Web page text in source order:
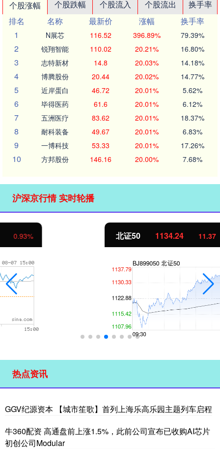
个股涨幅 个股跌幅 个股流入 个股流出
换手率
排名
名称 最新价 涨幅
换手率
1
N展芯 116.52 396.89% 79.39%
2 锐翔智能 110.02 20.21% 16.80%
3 志特新材 14.8 20.03% 14.18%
4 博腾股份 20.44 20.02% 14.77%
5 近岸蛋白 46.72 20.01% 5.62%
6 毕得医药 61.6 20.01% 6.12%
7 五洲医疗 83.62 20.01% 18.37%
8 耐科装备 49.67 20.01% 6.83%
9 一博科技 53.33 20.01% 17.26%
10 方邦股份 146.16 20.00% 7.68%
沪深京行情 实时轮播
11.37 1.01%
热点资讯
GGV纪源资本 【城市笙歌】首列上海乐高乐园主题列车启程
牛360配资 高通盘前上涨1.5%，此前公司宣布已收购AI芯片
初创公司Modular